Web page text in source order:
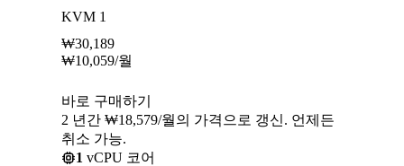
KVM 1
₩30,189
₩10,059/월
바로 구매하기
2 년간 ₩18,579/월의 가격으로 갱신. 언제든
취소 가능.
1 vCPU 코어